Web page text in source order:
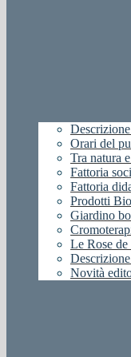
Orari del
Tra natura
Fattoria
Fattoria
Prodotti Bio
Giardino
Le Rose
Novità